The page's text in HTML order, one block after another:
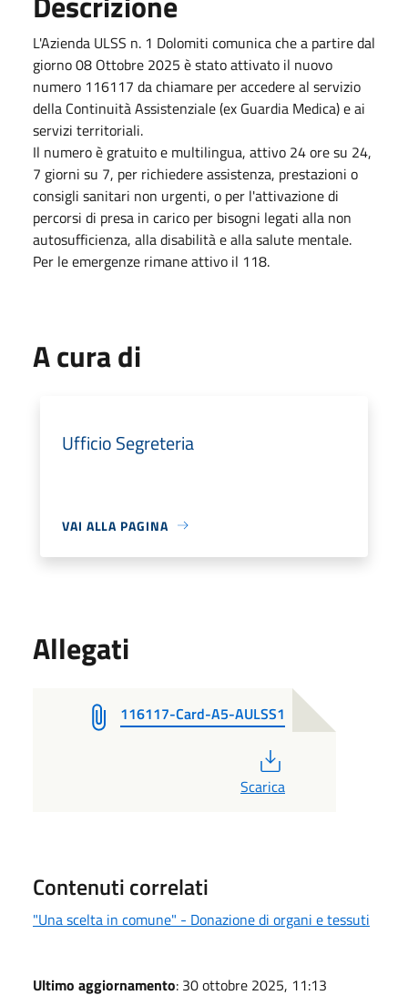
L'Azienda ULSS n. 1 Dolomiti comunica che a partire dal
giorno 08 Ottobre 2025 è stato attivato il nuovo
numero 116117 da chiamare per accedere al servizio
della Continuità Assistenziale (ex Guardia Medica) e ai
servizi territoriali.
Il numero è gratuito e multilingua, attivo 24 ore su 24,
7 giorni su 7, per richiedere assistenza, prestazioni o
consigli sanitari non urgenti, o per l'attivazione di
percorsi di presa in carico per bisogni legati alla non
autosufficienza, alla disabilità e alla salute mentale.
Per le emergenze rimane attivo il 118.
A cura di
Ufficio Segreteria
VAI ALLA PAGINA
Allegati
116117-Card-A5-AULSS1
Scarica
Contenuti correlati
"Una scelta in comune" - Donazione di organi e tessuti
Ultimo aggiornamento: 30 ottobre 2025, 11:13